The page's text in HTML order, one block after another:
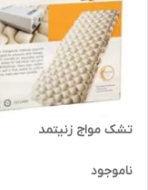
تشک مواج زنیتمد
ناموجود